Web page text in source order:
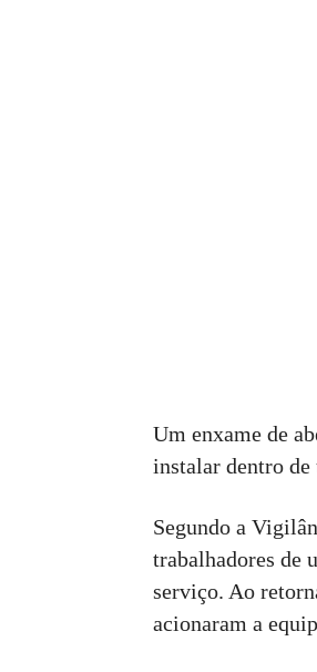
Um enxame de
instalar dentro
Segundo a
trabalhadores de
serviço. Ao
acionaram a